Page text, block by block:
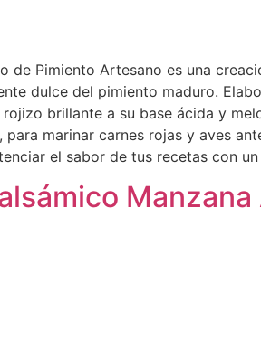
de Pimiento Artesano es una
dulce del pimiento maduro.
brillante a su base ácida y
para marinar carnes rojas y aves
el sabor de tus recetas con